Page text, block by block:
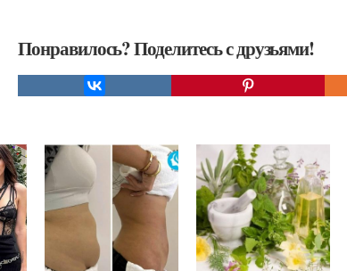
Понравилось? Поделитесь с друзьями!